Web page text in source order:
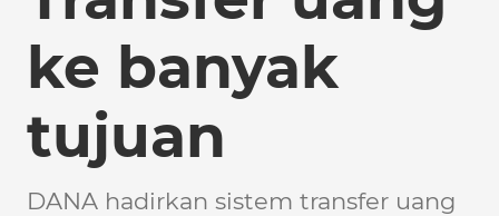
ke banyak
tujuan
DANA hadirkan sistem transfer uang